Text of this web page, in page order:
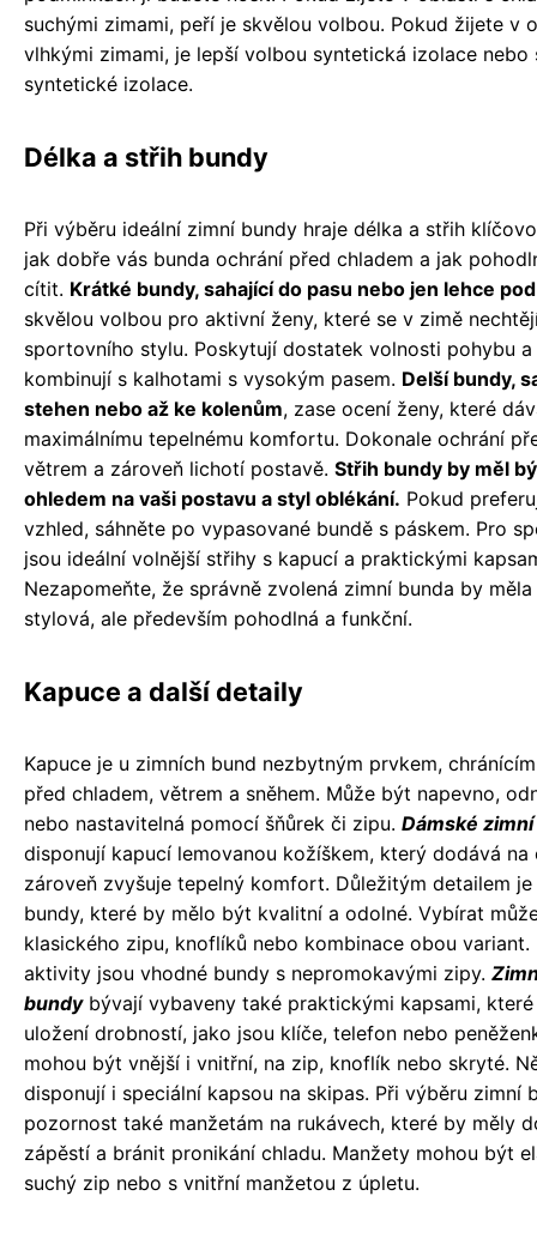
suchými zimami, peří je skvělou volbou. Pokud žijete v
vlhkými zimami, je lepší volbou syntetická izolace nebo
syntetické izolace.
Délka a střih bundy
Při výběru ideální zimní bundy hraje délka a střih
jak dobře vás bunda ochrání před chladem a jak
cítit. Krátké bundy, sahající do pasu nebo jen lehce
skvělou volbou pro aktivní ženy, které se v zimě
sportovního stylu. Poskytují dostatek volnosti pohybu a
kombinují s kalhotami s vysokým pasem. Delší bundy,
stehen nebo až ke kolenům, zase ocení ženy, které
maximálnímu tepelnému komfortu. Dokonale ochrání
větrem a zároveň lichotí postavě. Střih bundy by měl
ohledem na vaši postavu a styl oblékání. Pokud
vzhled, sáhněte po vypasované bundě s páskem. Pro
jsou ideální volnější střihy s kapucí a praktickými
Nezapomeňte, že správně zvolená zimní bunda by
stylová, ale především pohodlná a funkční.
Kapuce a další detaily
Kapuce je u zimních bund nezbytným prvkem,
před chladem, větrem a sněhem. Může být napevno,
nebo nastavitelná pomocí šňůrek či zipu. Dámské
disponují kapucí lemovanou kožíškem, který dodává na
zároveň zvyšuje tepelný komfort. Důležitým detailem
bundy, které by mělo být kvalitní a odolné. Vybírat
klasického zipu, knoflíků nebo kombinace obou
aktivity jsou vhodné bundy s nepromokavými zipy.
bundybývají vybaveny také praktickými kapsami,
uložení drobností, jako jsou klíče, telefon nebo
mohou být vnější i vnitřní, na zip, knoflík nebo skryté.
disponují i speciální kapsou na skipas. Při výběru zimní
pozornost také manžetám na rukávech, které by měly
zápěstí a bránit pronikání chladu. Manžety mohou být
suchý zip nebo s vnitřní manžetou z úpletu.